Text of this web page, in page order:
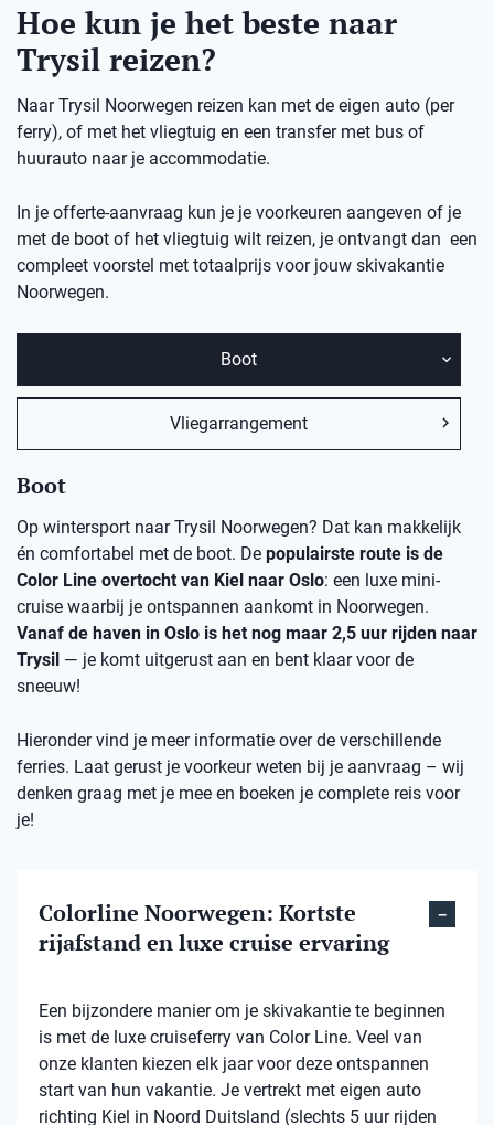
Hoe kun je het beste naar
Trysil reizen?
Naar Trysil Noorwegen reizen kan met de eigen auto (per
ferry), of met het vliegtuig en een transfer met bus of
huurauto naar je accommodatie.
In je offerte-aanvraag kun je je voorkeuren aangeven of je
met de boot of het vliegtuig wilt reizen, je ontvangt dan een
compleet voorstel met totaalprijs voor jouw skivakantie
Noorwegen.
Boot
Vliegarrangement
Boot
Op wintersport naar Trysil Noorwegen? Dat kan makkelijk
én comfortabel met de boot. De populairste route is de
Color Line overtocht van Kiel naar Oslo: een luxe mini-
cruise waarbij je ontspannen aankomt in Noorwegen.
Vanaf de haven in Oslo is het nog maar 2,5 uur rijden naar
Trysil — je komt uitgerust aan en bent klaar voor de
sneeuw!
Hieronder vind je meer informatie over de verschillende
ferries. Laat gerust je voorkeur weten bij je aanvraag – wij
denken graag met je mee en boeken je complete reis voor
je!
Colorline Noorwegen: Kortste
rijafstand en luxe cruise ervaring
Een bijzondere manier om je skivakantie te beginnen
is met de luxe cruiseferry van Color Line. Veel van
onze klanten kiezen elk jaar voor deze ontspannen
start van hun vakantie. Je vertrekt met eigen auto
richting Kiel in Noord Duitsland (slechts 5 uur rijden